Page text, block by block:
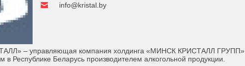
info@kristal.by
– управляющая компания холдинга «МИНСК КРИСТАЛЛ ГРУПП»
в Республике Беларусь производителем алкогольной продукции.